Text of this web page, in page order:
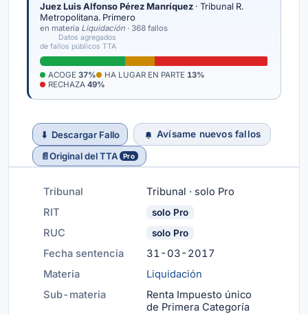
Juez Luis Alfonso Pérez Manríquez · Tribunal R.
Metropolitana. Primero
en materia Liquidación · 368 fallos
Datos agregados
de fallos públicos TTA
ACOGE 37% HA LUGAR EN PARTE 13%
RECHAZA 49%
⬇ Descargar Fallo
Avísame nuevos fallos
📄Original del TTA Pro
Tribunal
Tribunal · solo Pro
RIT
solo Pro
RUC solo Pro
Fecha sentencia
31-03-2017
Materia
Liquidación
Sub-materia
Renta Impuesto único
de Primera Categoría